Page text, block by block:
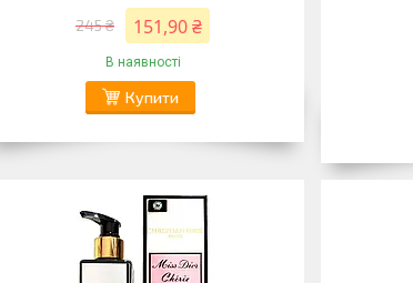
245 ₴ 151,90 ₴
В наявності
Купити